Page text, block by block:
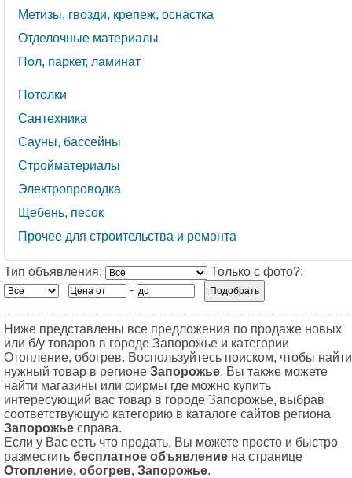
Метизы, гвозди, крепеж, оснастка
Отделочные материалы
Пол, паркет, ламинат
Потолки
Сантехника
Сауны, бассейны
Стройматериалы
Электропроводка
Щебень, песок
Прочее для строительства и ремонта
Тип объявления:
Только с фото?:
-
Ниже представлены все предложения по продаже новых
или б/у товаров в городе Запорожье и категории
Отопление, обогрев. Воспользуйтесь поиском, чтобы найти
нужный товар в регионе Запорожье. Вы также можете
найти магазины или фирмы где можно купить
интересующий вас товар в городе Запорожье, выбрав
соответствующую категорию в каталоге сайтов региона
Запорожье справа.
Если у Вас есть что продать, Вы можете просто и быстро
разместить бесплатное объявление на странице
Отопление, обогрев, Запорожье.